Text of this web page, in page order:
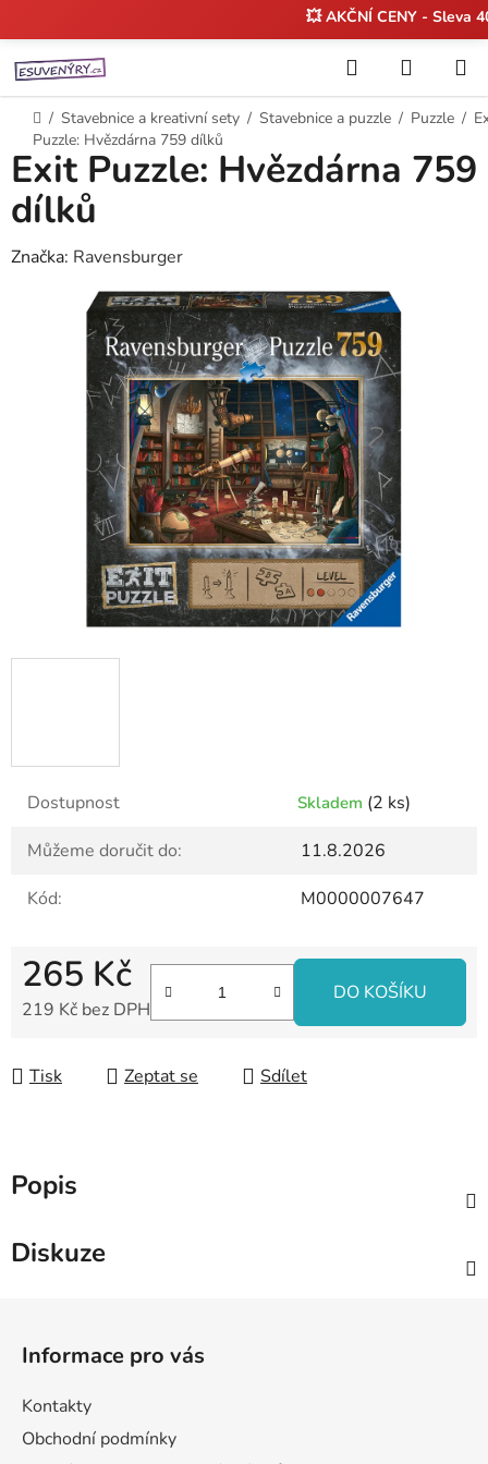
na
obsah
💥 AKČNÍ CENY - Sleva
Hledat
KOŠÍK
Domů
/ Stavebnice a kreativní sety / Stavebnice a puzzle / Puzzle /
Puzzle: Hvězdárna 759 dílků
Dostupnost Skladem (2 ks)
Můžeme doručit do:
11.8.2026
Kód:
M0000007647
265 Kč
219 Kč bez DPH
DO KOŠÍKU
Tisk Zeptat se Sdílet
Exit Puzzle: Hvězdárna 759
dílků
Značka: Ravensburger
Popis
Diskuze
Informace pro vás
Kontakty
Obchodní podmínky